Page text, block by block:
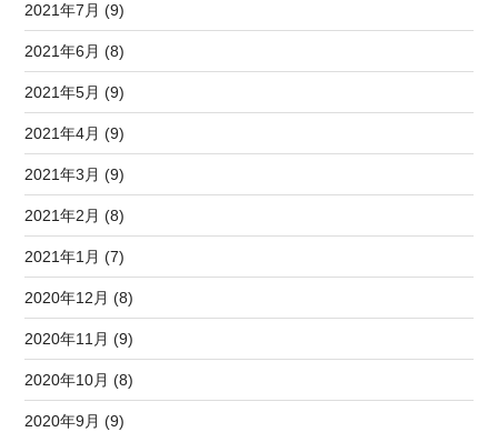
2021年7月 (9)
2021年6月 (8)
2021年5月 (9)
2021年4月 (9)
2021年3月 (9)
2021年2月 (8)
2021年1月 (7)
2020年12月 (8)
2020年11月 (9)
2020年10月 (8)
2020年9月 (9)